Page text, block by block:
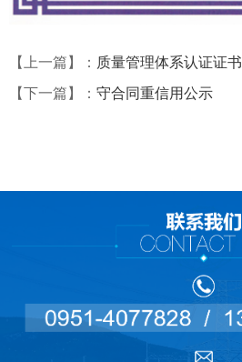
【上一篇】： 质量管理体系认证证书
【下一篇】： 守合同重信用公示